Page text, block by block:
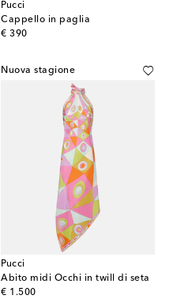
Pucci
Cappello in paglia
€ 390
original price
Nuova stagione
Pucci
Abito midi Occhi in twill di seta
€ 1.500
original price